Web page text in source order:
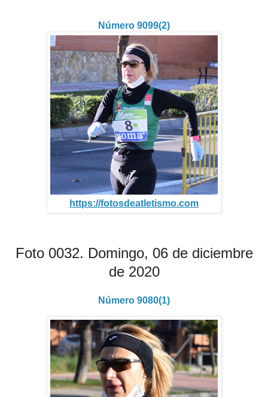
Número 9099(2)
https://fotosdeatletismo.com
Foto 0032. Domingo, 06 de diciembre
de 2020
Número 9080(1)